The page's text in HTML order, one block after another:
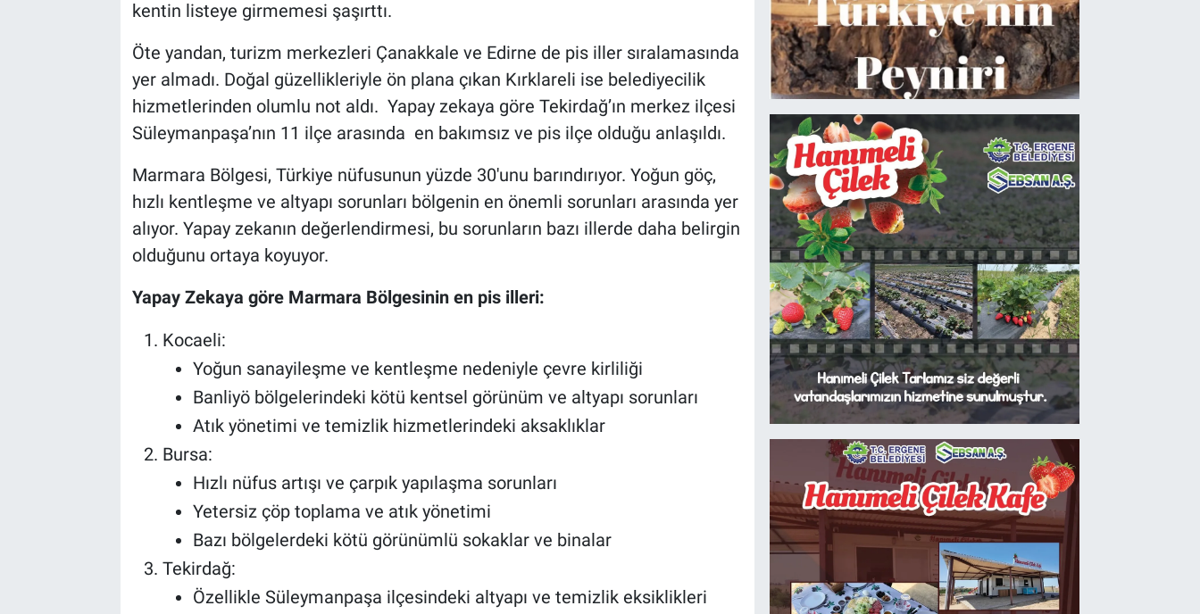
kentin listeye girmemesi şaşırttı.
Öte yandan, turizm merkezleri Çanakkale ve Edirne de pis iller sıralamasında
yer almadı. Doğal güzellikleriyle ön plana çıkan Kırklareli ise belediyecilik
hizmetlerinden olumlu not aldı. Yapay zekaya göre Tekirdağ’ın merkez ilçesi
Süleymanpaşa’nın 11 ilçe arasında en bakımsız ve pis ilçe olduğu anlaşıldı.
Marmara Bölgesi, Türkiye nüfusunun yüzde 30'unu barındırıyor. Yoğun göç,
hızlı kentleşme ve altyapı sorunları bölgenin en önemli sorunları arasında yer
alıyor. Yapay zekanın değerlendirmesi, bu sorunların bazı illerde daha belirgin
olduğunu ortaya koyuyor.
Yapay Zekaya göre Marmara Bölgesinin en pis illeri:
Kocaeli:
Yoğun sanayileşme ve kentleşme nedeniyle çevre kirliliği
Banliyö bölgelerindeki kötü kentsel görünüm ve altyapı sorunları
Atık yönetimi ve temizlik hizmetlerindeki aksaklıklar
Bursa:
Hızlı nüfus artışı ve çarpık yapılaşma sorunları
Yetersiz çöp toplama ve atık yönetimi
Bazı bölgelerdeki kötü görünümlü sokaklar ve binalar
Tekirdağ:
Özellikle Süleymanpaşa ilçesindeki altyapı ve temizlik eksiklikleri